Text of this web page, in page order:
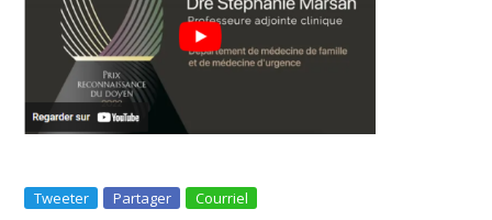
Tweeter Partager Courriel